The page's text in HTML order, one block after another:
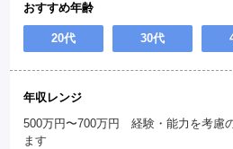
おすすめ年齢
20代 30代
年収レンジ
500万円〜700万円 経験・能力を考慮
ます